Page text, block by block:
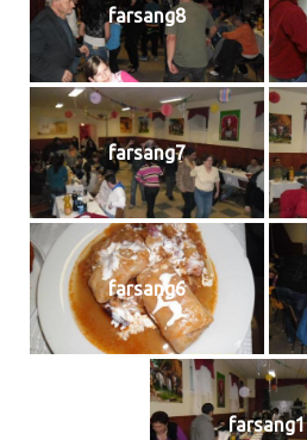
farsang8
farsang7
farsang6
farsang1